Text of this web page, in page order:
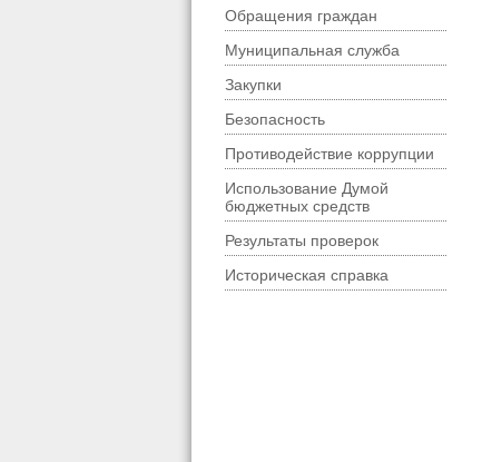
Обращения граждан
Муниципальная служба
Закупки
Безопасность
Противодействие коррупции
Использование Думой
бюджетных средств
Результаты проверок
Историческая справка